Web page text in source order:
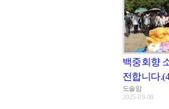
백중회향
전합니다
도솔암
2025-09-08